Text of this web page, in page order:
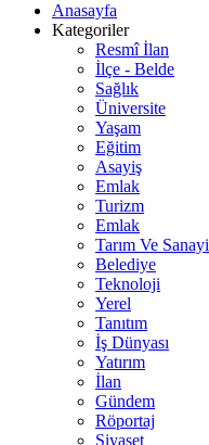
Anasayfa
Kategoriler
Resmî İlan
İlçe - Belde
Sağlık
Üniversite
Yaşam
Eğitim
Asayiş
Emlak
Turizm
Emlak
Tarım Ve Sanayi
Belediye
Teknoloji
Yerel
Tanıtım
İş Dünyası
Yatırım
İlan
Gündem
Röportaj
Siyaset